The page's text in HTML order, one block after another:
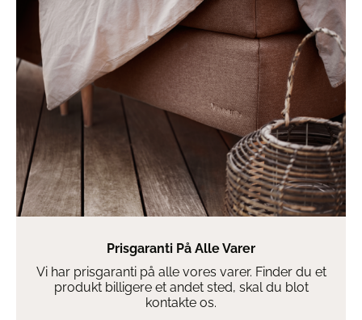
Prisgaranti På Alle Varer
Vi har prisgaranti på alle vores varer. Finder du et
produkt billigere et andet sted, skal du blot
kontakte os.